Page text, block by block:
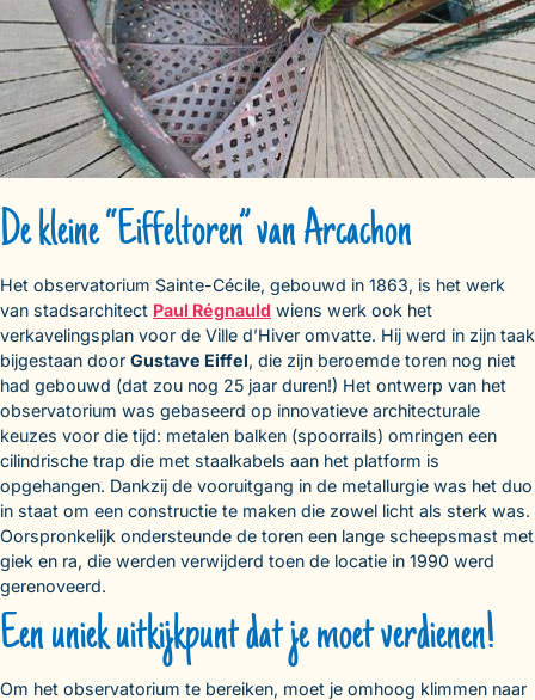
De kleine “Eiffeltoren” van Arcachon
Het observatorium Sainte-Cécile, gebouwd in 1863, is het werk
van stadsarchitect Paul Régnauld wiens werk ook het
verkavelingsplan voor de Ville d’Hiver omvatte. Hij werd in zijn taak
bijgestaan door Gustave Eiffel, die zijn beroemde toren nog niet
had gebouwd (dat zou nog 25 jaar duren!) Het ontwerp van het
observatorium was gebaseerd op innovatieve architecturale
keuzes voor die tijd: metalen balken (spoorrails) omringen een
cilindrische trap die met staalkabels aan het platform is
opgehangen. Dankzij de vooruitgang in de metallurgie was het duo
in staat om een constructie te maken die zowel licht als sterk was.
Oorspronkelijk ondersteunde de toren een lange scheepsmast met
giek en ra, die werden verwijderd toen de locatie in 1990 werd
gerenoveerd.
Een uniek uitkijkpunt dat je moet verdienen!
Om het observatorium te bereiken, moet je omhoog klimmen naar